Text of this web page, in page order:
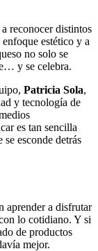
reconocer distintos
estético y a
no solo se
y se celebra.
Patricia Sola,
y tecnología de
es tan sencilla
esconde detrás
aprender a disfrutar
lo cotidiano. Y si
de productos
mejor.